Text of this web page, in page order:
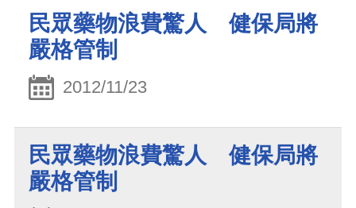
民眾藥物浪費驚人 健保局將
嚴格管制
2012/11/23
民眾藥物浪費驚人 健保局將
嚴格管制